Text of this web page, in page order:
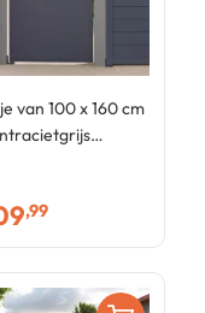
van 100 x 160 cm
,99